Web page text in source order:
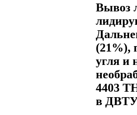
Вывоз
(21%),
угля и
4403
в